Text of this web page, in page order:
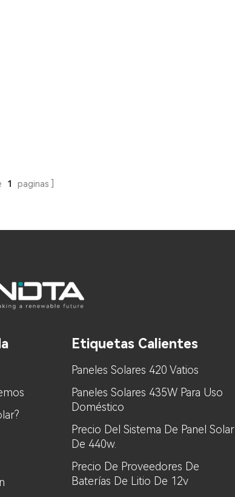
1 paginas
Etiquetas Calientes
Paneles Solares 420 Vatios
Paneles Solares 435W Para Uso
Doméstico
Precio Del Sistema De Panel Solar
De 440w.
Precio De Proveedores De
Baterías De Litio De 12v